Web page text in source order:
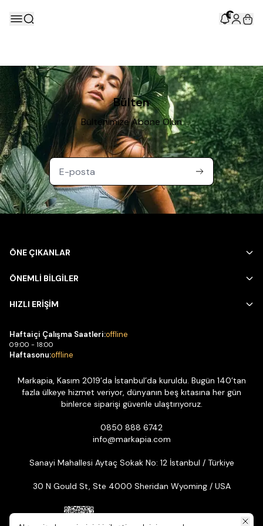
5
Bülten
Bültenimize Abone Olun
ÖNE ÇIKANLAR
ÖNEMLİ BİLGİLER
HIZLI ERİŞİM
Haftaiçi Çalışma Saatleri:offline
09:00 - 18:00
Haftasonu:offline
Markapia, Kasım 2019’da İstanbul’da kuruldu. Bugün 140’tan
fazla ülkeye hizmet veriyor, dünyanın beş kıtasına her gün
binlerce siparişi güvenle ulaştırıyoruz.
0850 888 6742
info@markapia.com
Sanayi Mahallesi Aytaç Sokak No: 12 İstanbul / Türkiye
30 N Gould St, Ste 4000 Sheridan Wyoming / USA